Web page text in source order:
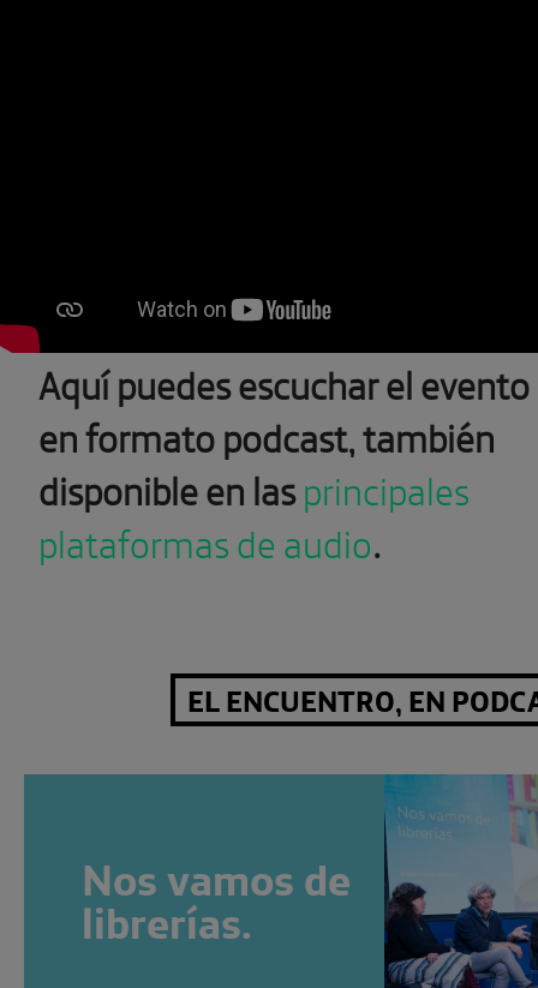
Aquí puedes escuchar el evento
en formato podcast, también
disponible en lasprincipales
plataformas de audio.
EL ENCUENTRO, EN
Nos vamos de
librerías.